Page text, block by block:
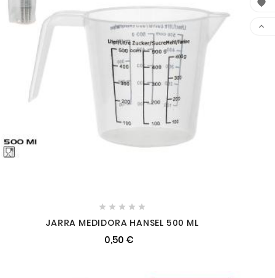
    
JARRA MEDIDORA HANSEL 500 ML
0,50 €

